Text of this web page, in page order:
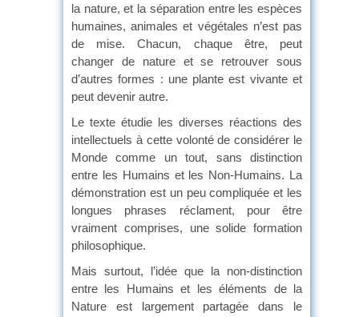
la nature, et la séparation entre les espèces
humaines, animales et végétales n’est pas
de mise. Chacun, chaque être, peut
changer de nature et se retrouver sous
d’autres formes : une plante est vivante et
peut devenir autre.
Le texte étudie les diverses réactions des
intellectuels à cette volonté de considérer le
Monde comme un tout, sans distinction
entre les Humains et les Non-Humains. La
démonstration est un peu compliquée et les
longues phrases réclament, pour être
vraiment comprises, une solide formation
philosophique.
Mais surtout, l’idée que la non-distinction
entre les Humains et les éléments de la
Nature est largement partagée dans le